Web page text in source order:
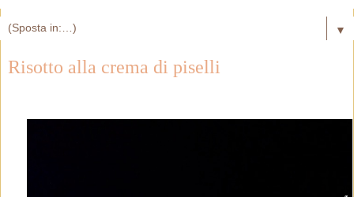
▼
Risotto alla crema di piselli